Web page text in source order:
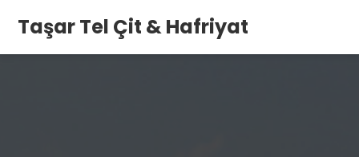
Taşar Tel Çit & Hafriyat